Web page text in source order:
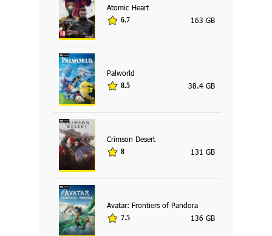
Atomic Heart
6.7 163 GB
Palworld
8.5 38.4 GB
Crimson Desert
8 131 GB
Avatar: Frontiers of Pandora
7.5 136 GB